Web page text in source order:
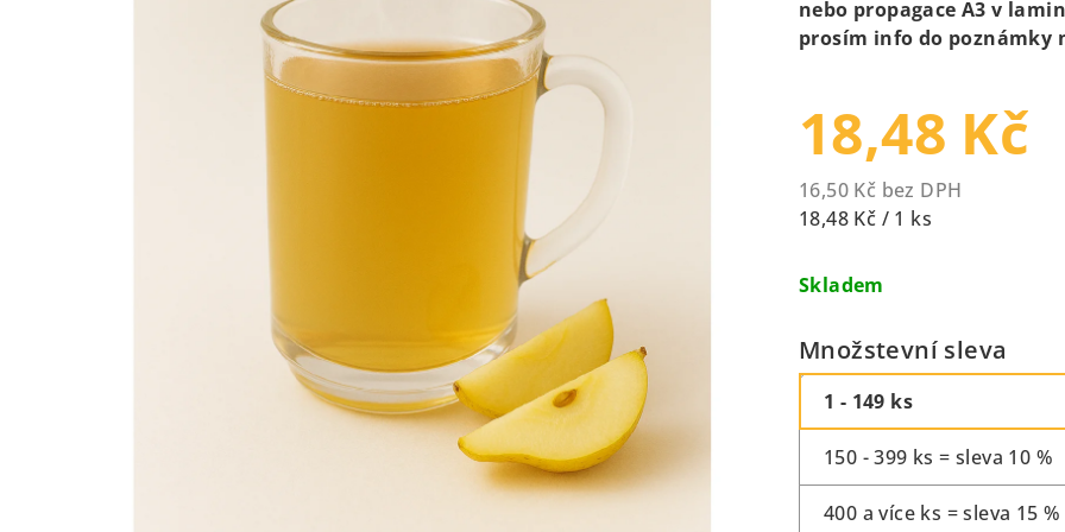
z
hvězdiček.
nebo propagace A3 v
prosím info do poznámky
18,48 Kč
16,50 Kč bez DPH
Měrná
18,48 Kč / 1 ks
Skladem
Množstevní sleva
1 - 149 ks
150 - 399 ks = sleva 10 %
400 a více ks = sleva 15 %